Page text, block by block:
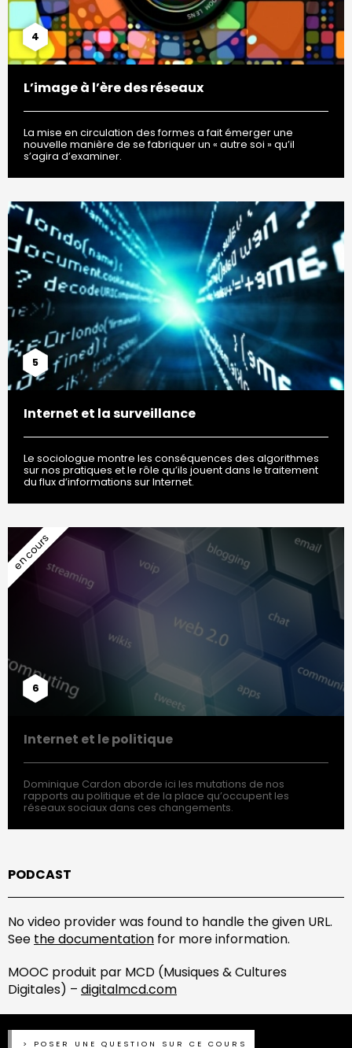
4
L’image à l’ère des réseaux
La mise en circulation des formes a fait émerger une
nouvelle manière de se fabriquer un « autre soi » qu’il
s’agira d’examiner.
5
Internet et la surveillance
Le sociologue montre les conséquences des algorithmes
sur nos pratiques et le rôle qu’ils jouent dans le traitement
du flux d’informations sur Internet.
6
Internet et le politique
Dominique Cardon aborde ici les mutations de nos
rapports au politique et de la place qu’occupent les
réseaux sociaux dans ces changements.
PODCAST
No video provider was found to handle the given URL.
See the documentation for more information.
MOOC produit par MCD (Musiques & Cultures
Digitales) – digitalmcd.com
POSER UNE QUESTION SUR CE COURS